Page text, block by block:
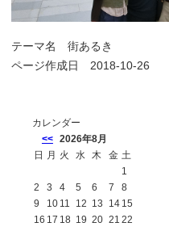
テーマ名 街あるき
ページ作成日 2018-10-26
カレンダー
<<
2026年8月
日 月 火 水 木 金 土
1
2
3 4 5 6 7
8
9
10 11 12 13 14 15
16 17 18 19 20 21 22